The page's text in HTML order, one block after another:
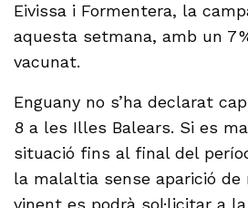
Eivissa i Formentera, la
aquesta setmana, amb un 7
vacunat.
Enguany no s’ha declarat
8 a les Illes Balears. Si es
situació fins al final del
la malaltia sense aparició de